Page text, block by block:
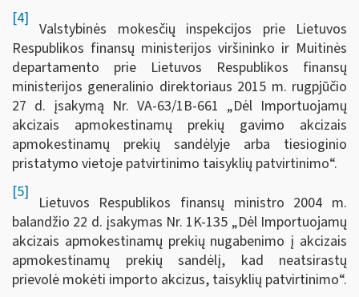
[4]
Valstybinės mokesčių inspekcijos prie Lietuvos
Respublikos finansų ministerijos viršininko ir Muitinės
departamento prie Lietuvos Respublikos finansų
ministerijos generalinio direktoriaus 2015 m. rugpjūčio
27 d. įsakymą Nr. VA-63/1B-661 „Dėl Importuojamų
akcizais apmokestinamų prekių gavimo akcizais
apmokestinamų prekių sandėlyje arba tiesioginio
pristatymo vietoje patvirtinimo taisyklių patvirtinimo“.
[5]
Lietuvos Respublikos finansų ministro 2004 m.
balandžio 22 d. įsakymas Nr. 1K-135 „Dėl Importuojamų
akcizais apmokestinamų prekių nugabenimo į akcizais
apmokestinamų prekių sandėlį, kad neatsirastų
prievolė mokėti importo akcizus, taisyklių patvirtinimo“.